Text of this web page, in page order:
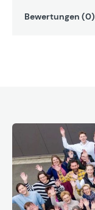
Bewertungen (0)